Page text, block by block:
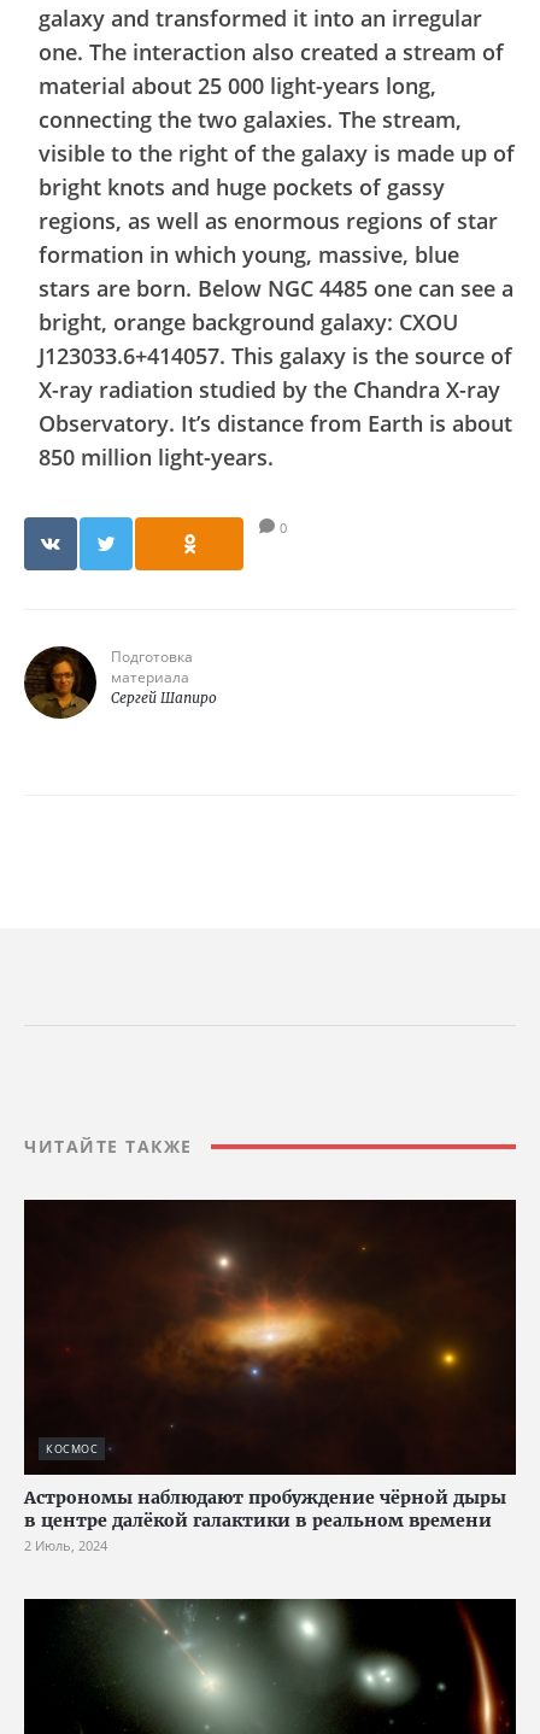
galaxy and transformed it into an irregular
one. The interaction also created a stream of
material about 25 000 light-years long,
connecting the two galaxies. The stream,
visible to the right of the galaxy is made up of
bright knots and huge pockets of gassy
regions, as well as enormous regions of star
formation in which young, massive, blue
stars are born. Below NGC 4485 one can see a
bright, orange background galaxy: CXOU
J123033.6+414057. This galaxy is the source of
X-ray radiation studied by the Chandra X-ray
Observatory. It’s distance from Earth is about
850 million light-years.
0
Подготовка
материала
Сергей Шапиро
ЧИТАЙТЕ ТАКЖЕ
КОСМОС
Астрономы наблюдают пробуждение чёрной дыры
в центре далёкой галактики в реальном времени
2 Июль, 2024